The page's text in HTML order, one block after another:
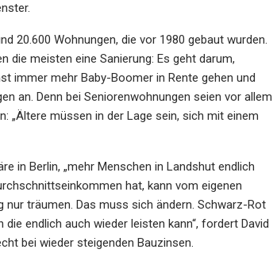
20.600 Wohnungen, die vor 1980 gebaut wurden.
die meisten eine Sanierung: Es geht darum,
immer mehr Baby-Boomer in Rente gehen und
an. Denn bei Seniorenwohnungen seien vor allem
„Ältere müssen in der Lage sein, sich mit einem
in Berlin, „mehr Menschen in Landshut endlich
hat, kann vom eigenen
nur träumen. Das muss sich ändern. Schwarz-Rot
endlich auch wieder leisten kann“, fordert David
bei wieder steigenden Bauzinsen.